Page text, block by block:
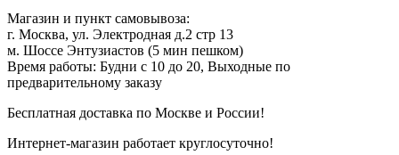
Магазин и пункт самовывоза:
г. Москва, ул. Электродная д.2 стр 13
м. Шоссе Энтузиастов (5 мин пешком)
Время работы: Будни с 10 до 20, Выходные по
предварительному заказу
Бесплатная доставка по Москве и России!
Интернет-магазин работает круглосуточно!